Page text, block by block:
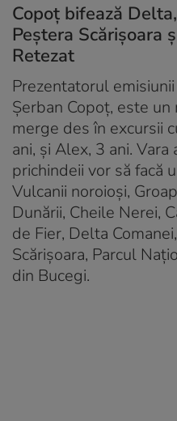
Copoț bifează
Peștera Scărișoara
Retezat
Prezentatorul
Șerban Copoț, este
merge des în excursii
ani, și Alex, 3 ani. Vara
prichindeii vor să facă
Vulcanii noroioși,
Dunării, Cheile Nerei,
de Fier, Delta
Scărișoara, Parcul
din Bucegi.